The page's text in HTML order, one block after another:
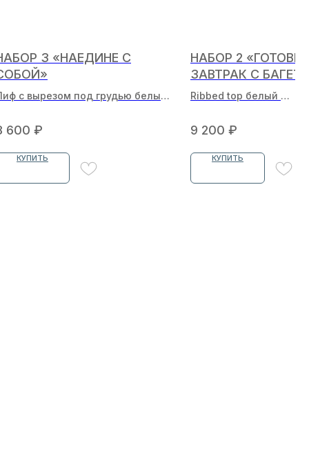
3 «НАЕДИНЕ С
с вырезом под грудью белый
600 ₽
КУПИТЬ
НАБОР 2
ЗАВТРАК С
Ribbed top белый
9 200 ₽
КУПИТЬ